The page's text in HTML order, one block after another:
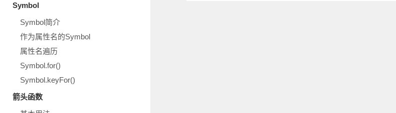
Symbol
Symbol简介
作为属性名的Symbol
属性名遍历
Symbol.for()
Symbol.keyFor()
箭头函数